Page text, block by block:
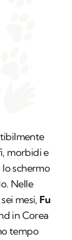
morbidi e
schermo
Nelle
mesi, Fu
in Corea
tempo